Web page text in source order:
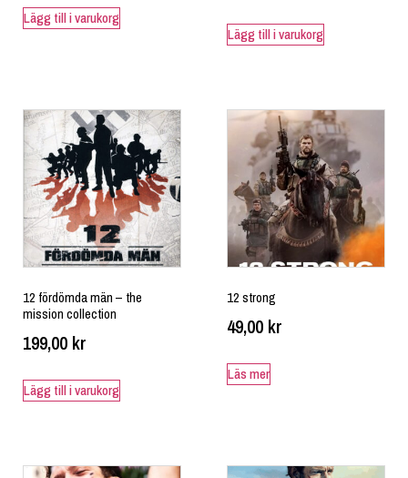
Lägg till i varukorg
Lägg till i varukorg
12 fördömda män – the
mission collection
199,00 kr
Lägg till i varukorg
12 strong
49,00 kr
Läs mer